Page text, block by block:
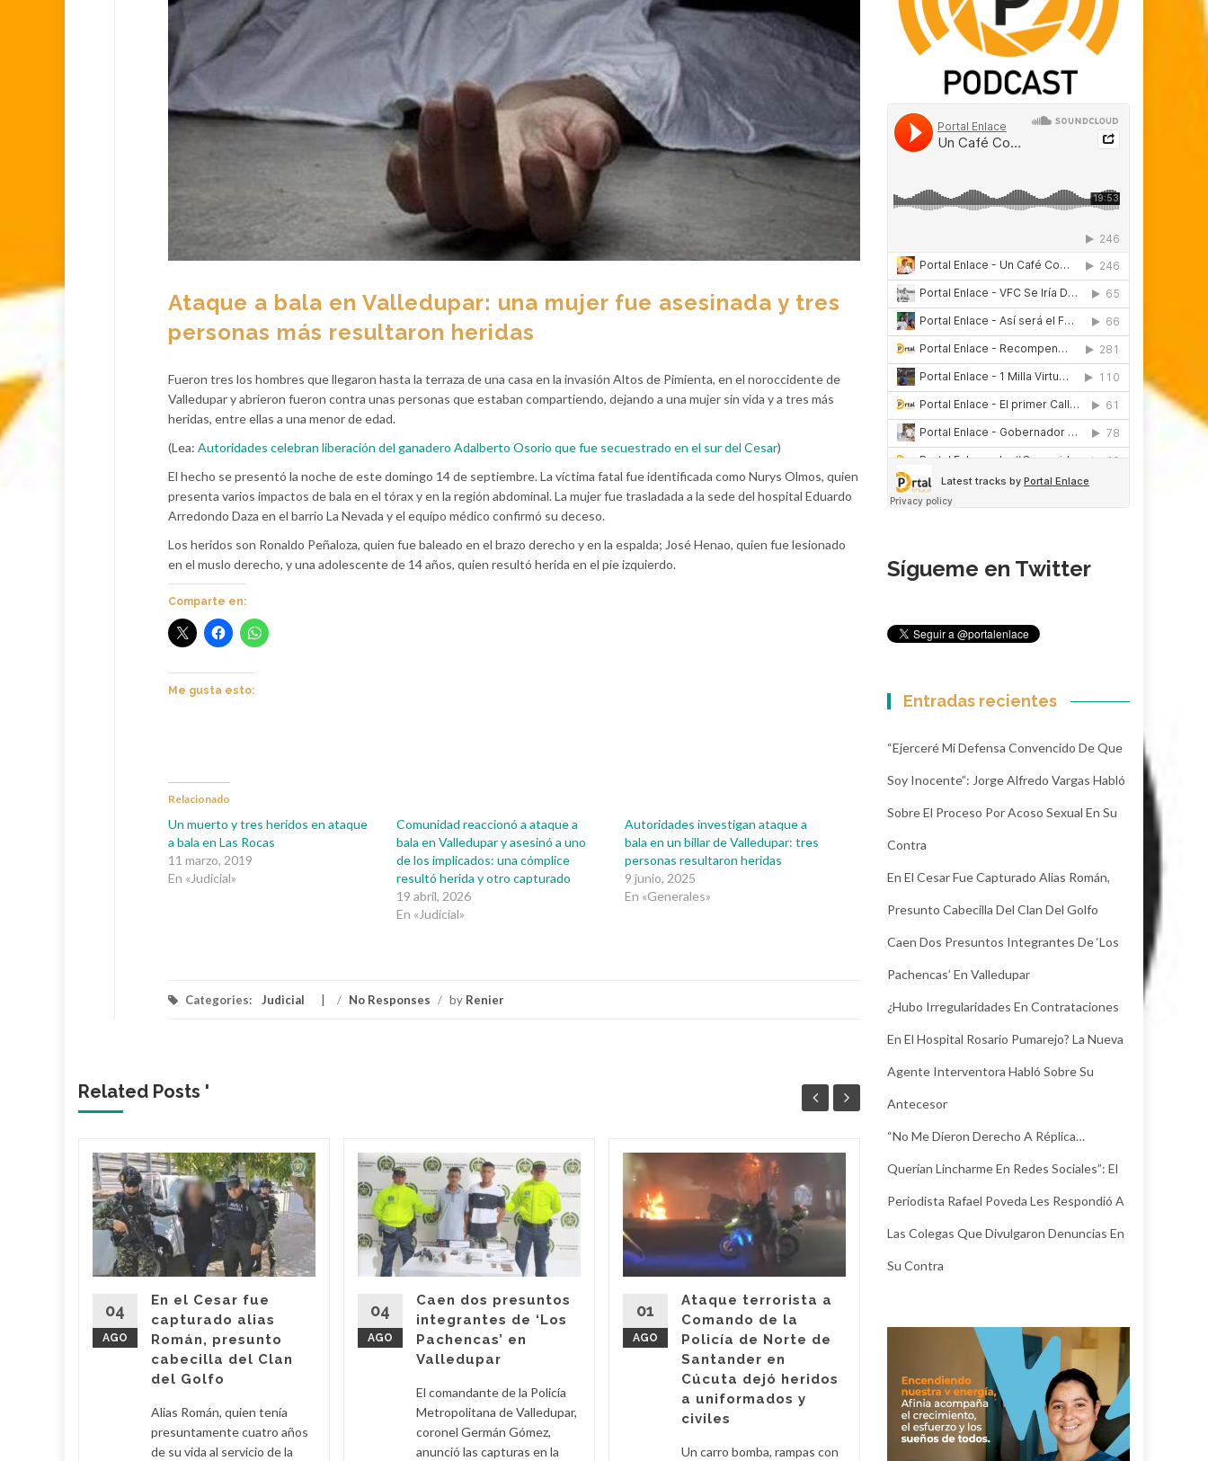
Ataque a bala en Valledupar: una mujer fue asesinada y tres
personas más resultaron heridas
Fueron tres los hombres que llegaron hasta la terraza de una casa en la invasión Altos de Pimienta, en el noroccidente de
Valledupar y abrieron fueron contra unas personas que estaban compartiendo, dejando a una mujer sin vida y a tres más
heridas, entre ellas a una menor de edad.
(Lea: Autoridades celebran liberación del ganadero Adalberto Osorio que fue secuestrado en el sur del Cesar)
El hecho se presentó la noche de este domingo 14 de septiembre. La víctima fatal fue identificada como Nurys Olmos, quien
presenta varios impactos de bala en el tórax y en la región abdominal. La mujer fue trasladada a la sede del hospital Eduardo
Arredondo Daza en el barrio La Nevada y el equipo médico confirmó su deceso.
Los heridos son Ronaldo Peñaloza, quien fue baleado en el brazo derecho y en la espalda; José Henao, quien fue lesionado
en el muslo derecho, y una adolescente de 14 años, quien resultó herida en el pie izquierdo.
Comparte en:
Me gusta esto:
Relacionado
Un muerto y tres heridos en ataque
a bala en Las Rocas
11 marzo, 2019
En «Judicial»
Comunidad reaccionó a ataque a
bala en Valledupar y asesinó a uno
de los implicados: una cómplice
resultó herida y otro capturado
19 abril, 2026
En «Judicial»
Autoridades investigan ataque a
bala en un billar de Valledupar: tres
personas resultaron heridas
9 junio, 2025
En «Generales»
Categories: Judicial / No Responses / by Renier
Related Posts '
04
AGO
En el Cesar fue
capturado alias
Román, presunto
cabecilla del Clan
del Golfo
Alias Román, quien tenía
presuntamente cuatro años
de su vida al servicio de la
04
AGO
Caen dos presuntos
integrantes de ‘Los
Pachencas’ en
Valledupar
El comandante de la Policía
Metropolitana de Valledupar,
coronel Germán Gómez,
anunció las capturas en la
01
AGO
Ataque terrorista a
Comando de la
Policía de Norte de
Santander en
Cúcuta dejó heridos
a uniformados y
civiles
Un carro bomba, rampas con
Juez legalizó la
captura de Deimer,
por intento de
Un juez con funciones de
control de garantías legalizó
la captura de Deimer José
Acosta Torregrosa, quien
debe afrontar un proceso...
Judicial Read More
Sígueme en Twitter
Entradas recientes
“Ejerceré Mi Defensa Convencido De Que
Soy Inocente”: Jorge Alfredo Vargas Habló
Sobre El Proceso Por Acoso Sexual En Su
Contra
En El Cesar Fue Capturado Alias Román,
Presunto Cabecilla Del Clan Del Golfo
Caen Dos Presuntos Integrantes De ‘Los
Pachencas’ En Valledupar
¿Hubo Irregularidades En Contrataciones
En El Hospital Rosario Pumarejo? La Nueva
Agente Interventora Habló Sobre Su
Antecesor
“No Me Dieron Derecho A Réplica…
Querían Lincharme En Redes Sociales”: El
Periodista Rafael Poveda Les Respondió A
Las Colegas Que Divulgaron Denuncias En
Su Contra